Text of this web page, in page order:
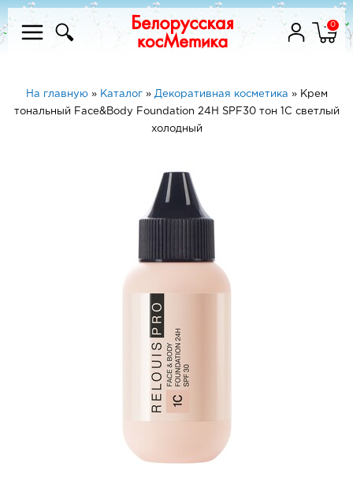
0
На главную» Каталог» Декоративная косметика » Крем
тональный Face&Body Foundation 24H SPF30 тон 1С светлый
холодный